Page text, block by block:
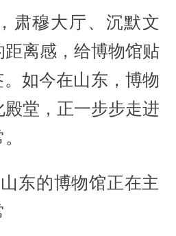
穆大厅、沉默文
离感，给博物馆贴
。如今在山东，博物
堂，正一步步走进